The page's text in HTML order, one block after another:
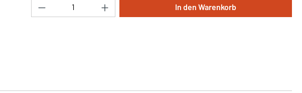
Produkt Anzahl: Gib den gewünschten Wert ein
In den Warenkorb